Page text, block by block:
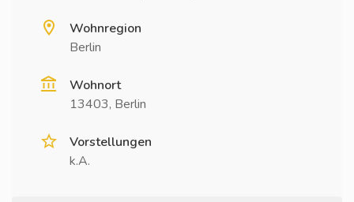
Wohnregion
Berlin
Wohnort
13403, Berlin
Vorstellungen
k.A.